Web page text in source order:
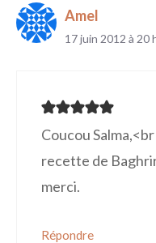
Amel
17 juin 2012 à 20
Coucou
recette de
merci.
Répondre